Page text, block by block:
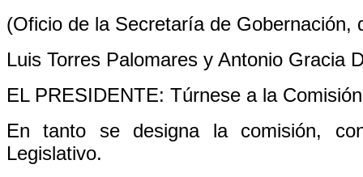
(Oficio de la Secretaría de Gobernación,
Luis Torres Palomares y Antonio Gracia
EL PRESIDENTE: Túrnese a la
En tanto se designa la comisión,
Legislativo.